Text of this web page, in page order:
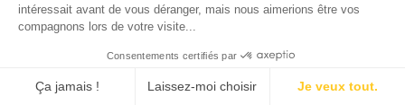
Conclusion
intéressait avant de vous déranger, mais nous aimerions être vos
compagnons lors de votre visite...
Consentements certifiés par
Ça jamais ! Laissez-moi choisir Je veux tout.